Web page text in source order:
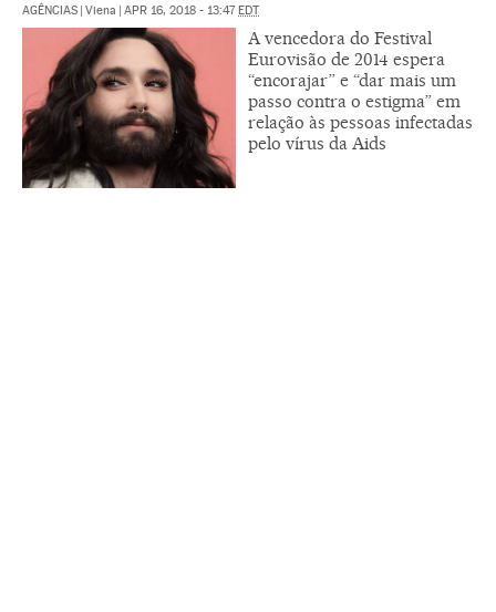
AGÊNCIAS | Viena | APR 16, 2018 - 13:47EDT
A vencedora do Festival
Eurovisão de 2014 espera
“encorajar” e “dar mais um
passo contra o estigma” em
relação às pessoas infectadas
pelo vírus da Aids